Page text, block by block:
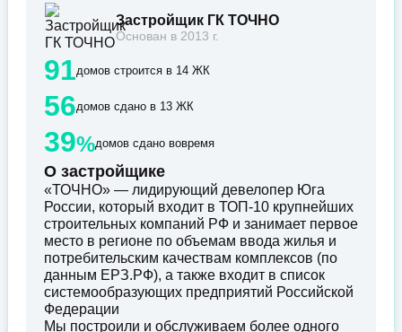
Застройщик ГК ТОЧНО
Основан в 2013 г.
91домов строится в 14 ЖК
56домов сдано в 13 ЖК
39%домов сдано вовремя
О застройщике
«ТОЧНО» — лидирующий девелопер Юга
России, который входит в ТОП-10 крупнейших
строительных компаний РФ и занимает первое
место в регионе по объемам ввода жилья и
потребительским качествам комплексов (по
данным ЕРЗ.РФ), а также входит в список
системообразующих предприятий Российской
Федерации
Мы построили и обслуживаем более одного